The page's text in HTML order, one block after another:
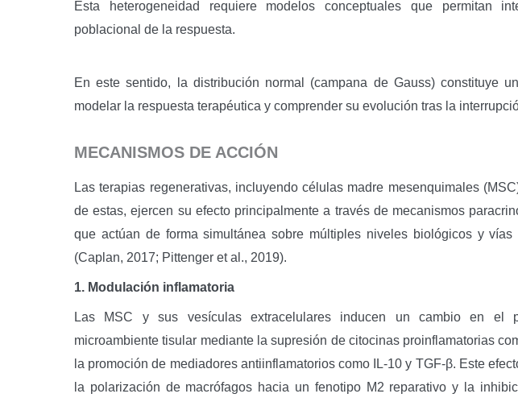
Esta heterogeneidad requiere modelos conceptuales que permitan
poblacional de la respuesta.
En este sentido, la distribución normal (campana de Gauss) constituye
modelar la respuesta terapéutica y comprender su evolución tras la
MECANISMOS DE ACCIÓN
Las terapias regenerativas, incluyendo células madre mesenquimales
de estas, ejercen su efecto principalmente a través de mecanismos
que actúan de forma simultánea sobre múltiples niveles biológicos y
(Caplan, 2017; Pittenger et al., 2019).
1. Modulación inflamatoria
Las MSC y sus vesículas extracelulares inducen un cambio en el
microambiente tisular mediante la supresión de citocinas proinflamatorias
la promoción de mediadores antiinflamatorios como IL-10 y TGF-β. Este
la polarización de macrófagos hacia un fenotipo M2 reparativo y la